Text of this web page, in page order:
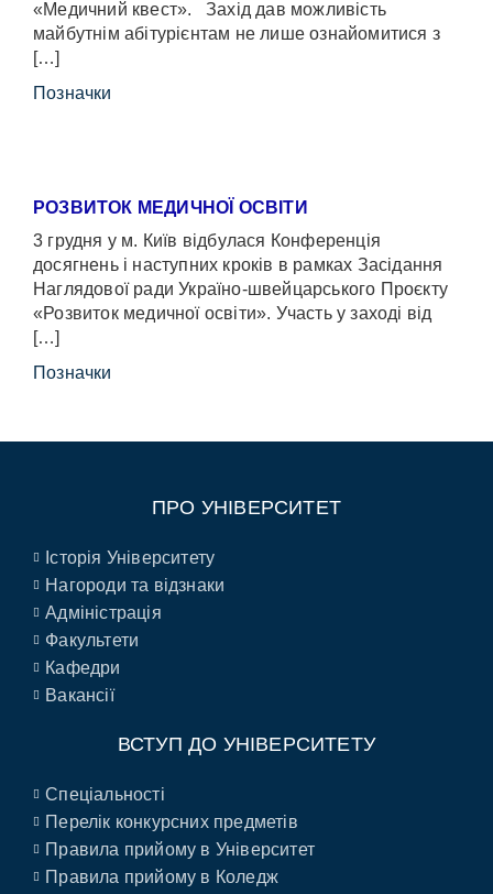
«Медичний квест». Захід дав можливість
майбутнім абітурієнтам не лише ознайомитися з
[…]
Позначки
РОЗВИТОК МЕДИЧНОЇ ОСВІТИ
3 грудня у м. Київ відбулася Конференція
досягнень і наступних кроків в рамках Засідання
Наглядової ради Україно-швейцарського Проєкту
«Розвиток медичної освіти». Участь у заході від
[…]
Позначки
ПРО УНІВЕРСИТЕТ
Історія Університету
Нагороди та відзнаки
Адміністрація
Факультети
Кафедри
Вакансії
ВСТУП ДО УНІВЕРСИТЕТУ
Спеціальності
Перелік конкурсних предметів
Правила прийому в Університет
Правила прийому в Коледж